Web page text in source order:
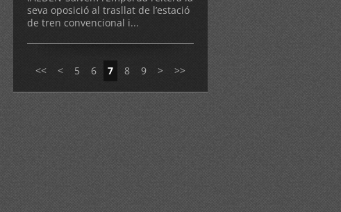
seva oposició al trasllat de l’estació
de tren convencional i...
<< < 5 6 7 8 9 > >>